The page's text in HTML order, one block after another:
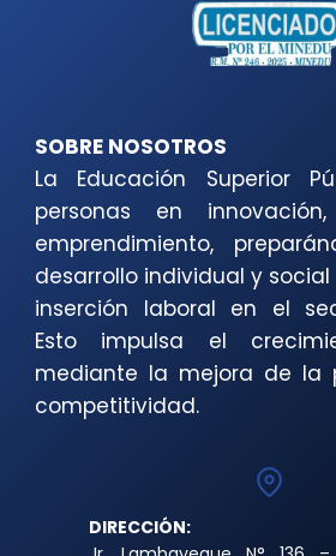
SOBRE NOSOTROS
La Educación Superior
personas en
emprendimiento,
desarrollo individual y
inserción laboral en el
Esto impulsa el
mediante la mejora de la
competitividad.
DIRECCIÓN: